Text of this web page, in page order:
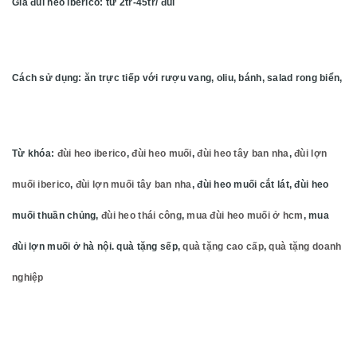
Giá đùi heo iberico: từ 2tr-45tr/ đùi
Cách sử dụng: ăn trực tiếp với rượu vang, oliu, bánh, salad rong biển,
Từ khóa: đùi heo iberico,đùi heo muối,đùi heo tây ban nha,đùi lợn
muối iberico, đùi lợn muối tây ban nha, đùi heo muối cắt lát, đùi heo
muối thuần chủng,đùi heo thái công,mua đùi heo muối ở hcm, mua
đùi lợn muối ở hà nội. quà tặng sếp,quà tặng cao cấp,quà tặng doanh
nghiệp